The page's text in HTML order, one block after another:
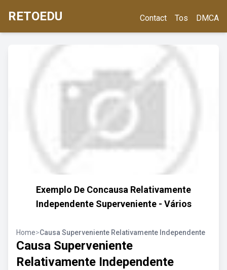
RETOEDU Contact Tos DMCA
Exemplo De Concausa Relativamente
Independente Superveniente - Vários
Home>Causa Superveniente Relativamente Independente
Causa Superveniente
Relativamente Independente